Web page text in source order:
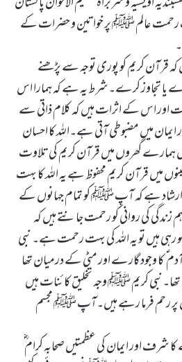
رحمت عالم ﷺ پر خواتین و حضرات کے
کہ قرآن کریم کو پوری توجہ سے پڑھنے
یا تجاوز کرے۔شرط یہ ہے کہ ہمارا اس
اور اس کے اثرات ہیں کہ کلام ذاتی سے
میں مضبوطی آتی ہے۔اللہ کا احسان
ہمارے گھروں میں قرآن کریم کی تلاوت
قرآن کریم محفوظ ہے یہ اللہ کا بہت
ارشاد ہے کہ آپ ﷺ کو تمام جہانوں کے
زندگی کی روانی کو رحمت جانتے ہیں کہ
ہیں تو یہ اللہ کی بہت رحمت ہے۔ نبی
کا وجود گارے اور مٹی کے درمیان تھا
تھا۔نبی کریم ﷺ وجہ تخلیق کائنات ہیں
رحم فرما رہے ہیں۔آپ ﷺ مجسم
شرف اور ایمان کی عظمتیں صحابہ کرام